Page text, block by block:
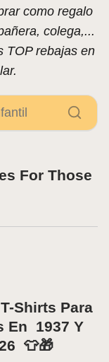
como regalo
colega,...
TOP rebajas en
For Those
Shirts Para
En 1937 Y
👕🎁